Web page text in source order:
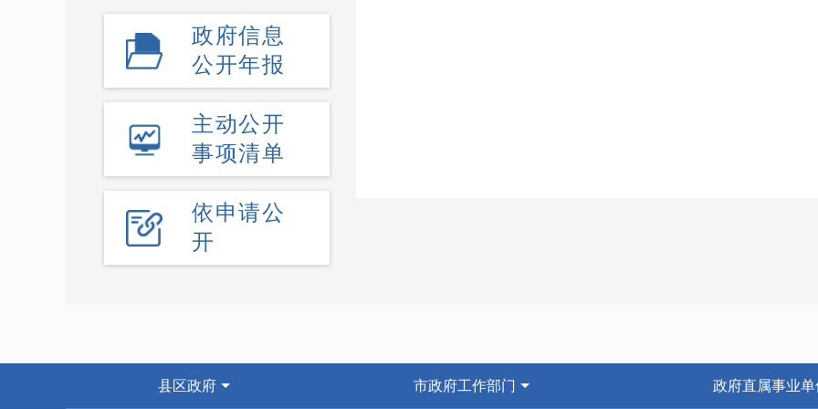
政府信息
公开年报
主动公开
事项清单
依申请公
开
县区政府 市政府工作部门 政府直属事业单